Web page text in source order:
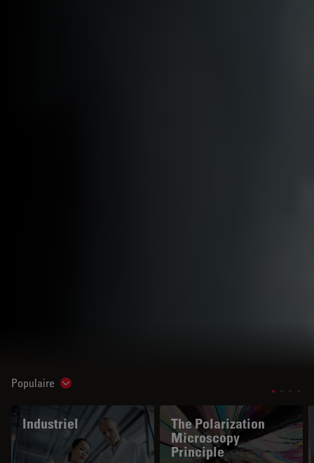
Populaire Show subnavigation
Industriel
The Polarization
Microscopy
Principle